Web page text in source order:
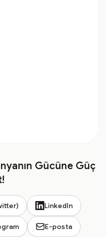
Gücüne Güç
LinkedIn
E-posta